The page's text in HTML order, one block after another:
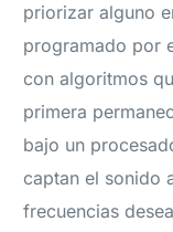
priorizar alguno
programado por
con algoritmos
primera
bajo un
captan el sonido
frecuencias